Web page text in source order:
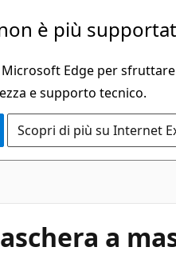
è più
Edge per
e supporto tecnico.
Scopri di più su Internet
a